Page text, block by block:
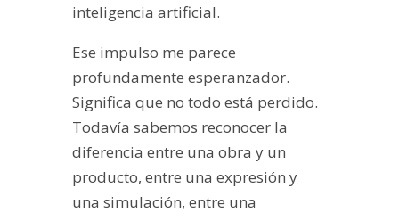
inteligencia artificial.
Ese impulso me parece
profundamente esperanzador.
Significa que no todo está perdido.
Todavía sabemos reconocer la
diferencia entre una obra y un
producto, entre una expresión y
una simulación, entre una